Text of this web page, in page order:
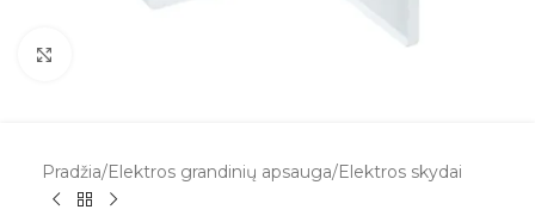
Pradžia/Elektros grandinių apsauga/Elektros skydai